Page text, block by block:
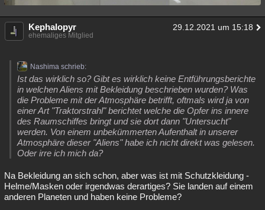
Kephalopyr 29.12.2021 um 15:18
ehemaliges Mitglied
Nashima schrieb:
Ist das wirklich so? Gibt es wirklich keine Entführungsberichte
in welchen Aliens mit Bekleidung beschrieben wurden? Was
die Probleme mit der Atmosphäre betrifft, oftmals wird ja von
einer Art "Traktorstrahl" berichtet welche die Opfer ins innere
des Raumschiffes bringt und sie dort dann "Untersucht"
werden. Von einem unbekümmerten Aufenthalt in unserer
Atmosphäre dieser "Aliens" habe ich nicht direkt was gelesen.
Oder irre ich mich da?
Na Bekleidung an sich schon, aber was ist mit Schutzkleidung -
Helme/Masken oder irgendwas derartiges? Sie landen auf einem
anderen Planeten und haben keine Probleme?